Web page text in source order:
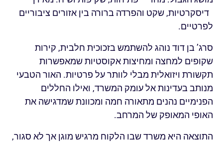
דיסקרטיות, שקט והפרדה ברורה בין אזורים ציבוריים
לפרטיים.
סרג’ בן דוד נוהג להשתמש בזכוכית חלבית, קירות
שקופים למחצה ומחיצות אקוסטיות שמאפשרות
תקשורת ויזואלית מבלי לוותר על פרטיות. האור הטבעי
מנותב בעדינות אל עומק המשרד, ואילו החללים
הפנימיים נהנים מתאורה חמה ומכוונת שמדגישה את
האופי המאופק של המרחב.
התוצאה היא משרד שבו הלקוח מרגיש מוגן אך לא סגור,